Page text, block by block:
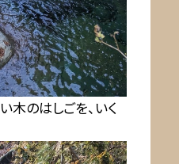
木のはしごを、いく